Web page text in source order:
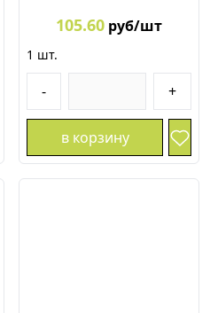
105.60 руб/шт
1 шт.
- +
в корзину